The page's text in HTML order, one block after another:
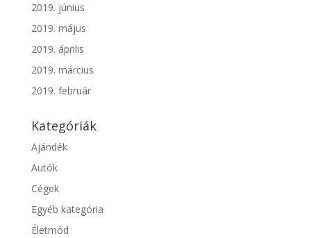
2019. június
2019. május
2019. április
2019. március
2019. február
Kategóriák
Ajándék
Autók
Cégek
Egyéb kategória
Életmód